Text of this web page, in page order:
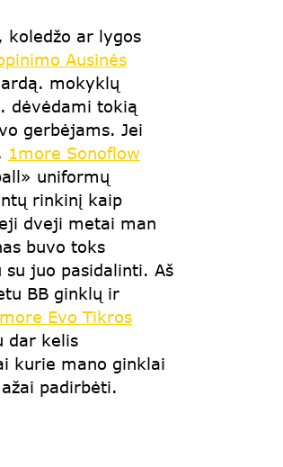
koledžo ar lygos
Ausinės
mokyklų
. dėvėdami tokią
gerbėjams. Jei
1more Sonoflow
uniformų
rinkinį kaip
dveji metai man
buvo toks
juo pasidalinti. Aš
BB ginklų ir
Evo Tikros
dar kelis
kurie mano ginklai
padirbėti.